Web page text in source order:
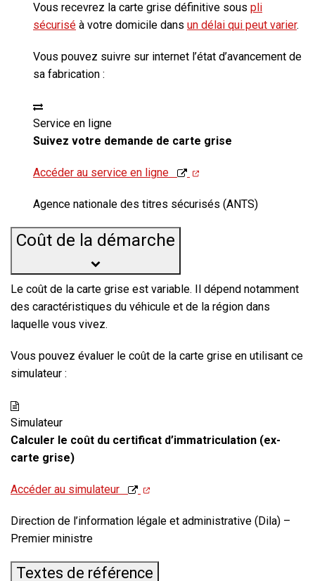
Vous recevrez la carte grise définitive sous pli
sécurisé à votre domicile dans un délai qui peut varier.
Vous pouvez suivre sur internet l’état d’avancement de
sa fabrication :
Service en ligne
Suivez votre demande de carte grise
Accéder au service en ligne
Agence nationale des titres sécurisés (ANTS)
Coût de la démarche
Le coût de la carte grise est variable. Il dépend notamment
des caractéristiques du véhicule et de la région dans
laquelle vous vivez.
Vous pouvez évaluer le coût de la carte grise en utilisant ce
simulateur :
Simulateur
Calculer le coût du certificat d’immatriculation (ex-
carte grise)
Accéder au simulateur
Direction de l’information légale et administrative (Dila) –
Premier ministre
Textes de référence